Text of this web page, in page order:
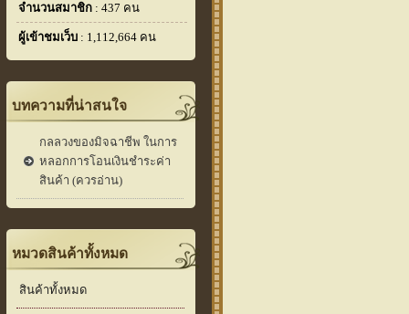
จำนวนสมาชิก : 437 คน
ผู้เข้าชมเว็บ : 1,112,664 คน
บทความที่น่าสนใจ
กลลวงของมิจฉาชีพ ในการ
หลอกการโอนเงินชำระค่า
สินค้า (ควรอ่าน)
หมวดสินค้าทั้งหมด
สินค้าทั้งหมด